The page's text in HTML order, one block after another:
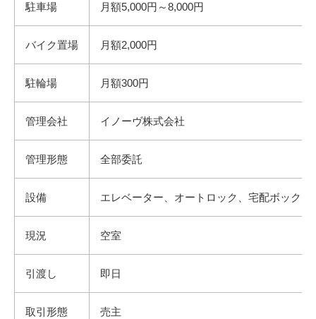
駐車場 月額5,000円～8,000円
バイク置場 月額2,000円
駐輪場 月額300円
管理会社 イノーヴ株式会社
管理形態 全部委託
設備 エレベーター、オートロック、宅配ボック
現況 空室
引渡し 即日
取引形態 売主